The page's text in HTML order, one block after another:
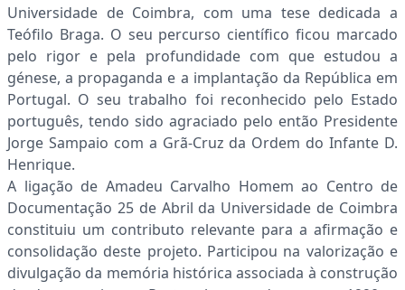
Universidade de Coimbra, com uma tese dedicada a
Teófilo Braga. O seu percurso científico ficou marcado
pelo rigor e pela profundidade com que estudou a
génese, a propaganda e a implantação da República em
Portugal. O seu trabalho foi reconhecido pelo Estado
português, tendo sido agraciado pelo então Presidente
Jorge Sampaio com a Grã-Cruz da Ordem do Infante D.
Henrique.
A ligação de Amadeu Carvalho Homem ao Centro de
Documentação 25 de Abril da Universidade de Coimbra
constituiu um contributo relevante para a afirmação e
consolidação deste projeto. Participou na valorização e
divulgação da memória histórica associada à construção